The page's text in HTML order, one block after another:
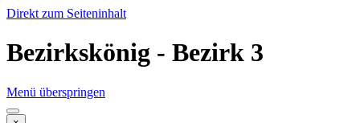
Direkt zum Seiteninhalt
Bezirkskönig - Bezirk 3
Menü überspringen